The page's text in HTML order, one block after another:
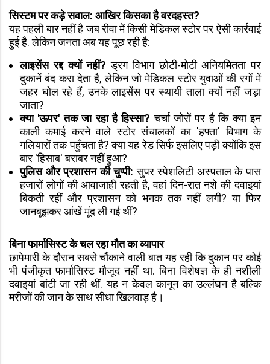
सिस्टम पर कड़े सवाल: आखिर किसका है वरदहस्त?
यह पहली बार नहीं है जब रीवा में किसी मेडिकल स्टोर पर ऐसी कार्रवाई
हुई है. लेकिन जनता अब यह पूछ रही है:
लाइसेंस रद्द क्यों नहीं? ड्रग विभाग छोटी-मोटी अनियमितता पर
दुकानें बंद करा देता है, लेकिन जो मेडिकल स्टोर युवाओं की रगों में
जहर घोल रहे हैं, उनके लाइसेंस पर स्थायी ताला क्यों नहीं जड़ा
जाता?
क्या 'ऊपर' तक जा रहा है हिस्सा? चर्चा जोरों पर है कि क्या इन
काली कमाई करने वाले स्टोर संचालकों का 'हफ्ता' विभाग के
गलियारों तक पहुँचता है? क्या यह रेड सिर्फ इसलिए पड़ी क्योंकि इस
बार 'हिसाब' बराबर नहीं हुआ?
पुलिस और प्रशासन की चुप्पी: सुपर स्पेशलिटी अस्पताल के पास
हजारों लोगों की आवाजाही रहती है, वहां दिन-रात नशे की दवाइयां
बिकती रहीं और प्रशासन को भनक तक नहीं लगी? या फिर
जानबूझकर आंखें मूंद ली गई थीं?
बिना फार्मासिस्ट के चल रहा मौत का व्यापार
छापेमारी के दौरान सबसे चौंकाने वाली बात यह रही कि दुकान पर कोई
भी पंजीकृत फार्मासिस्ट मौजूद नहीं था. बिना विशेषज्ञ के ही नशीली
दवाइयां बांटी जा रही थीं. यह न केवल कानून का उल्लंघन है बल्कि
मरीजों की जान के साथ सीधा खिलवाड़ है।